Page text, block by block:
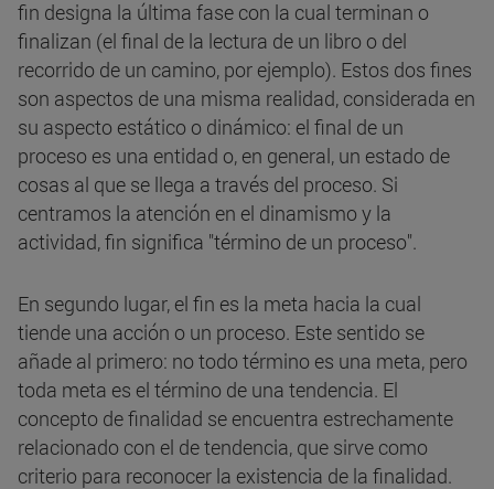
fin designa la última fase con la cual terminan o
finalizan (el final de la lectura de un libro o del
recorrido de un camino, por ejemplo). Estos dos fines
son aspectos de una misma realidad, considerada en
su aspecto estático o dinámico: el final de un
proceso es una entidad o, en general, un estado de
cosas al que se llega a través del proceso. Si
centramos la atención en el dinamismo y la
actividad, fin significa "término de un proceso".
En segundo lugar, el fin es la meta hacia la cual
tiende una acción o un proceso. Este sentido se
añade al primero: no todo término es una meta, pero
toda meta es el término de una tendencia. El
concepto de finalidad se encuentra estrechamente
relacionado con el de tendencia, que sirve como
criterio para reconocer la existencia de la finalidad.